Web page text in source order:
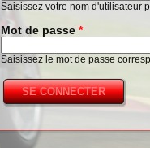
Saisissez votre nom d'utilisateur
Mot de passe*
Saisissez le mot de passe